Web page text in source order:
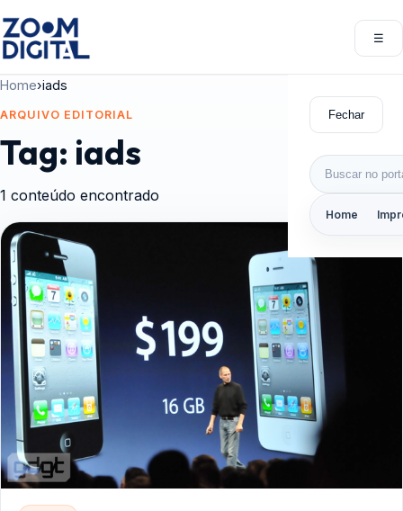
☰
Fechar
Buscar por:
Home
Home›iads
ARQUIVO EDITORIAL
Tag: iads
1 conteúdo encontrado